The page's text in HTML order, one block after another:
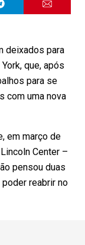
deixados para
que, após
para se
com uma nova
em março de
Center –
pensou duas
reabrir no